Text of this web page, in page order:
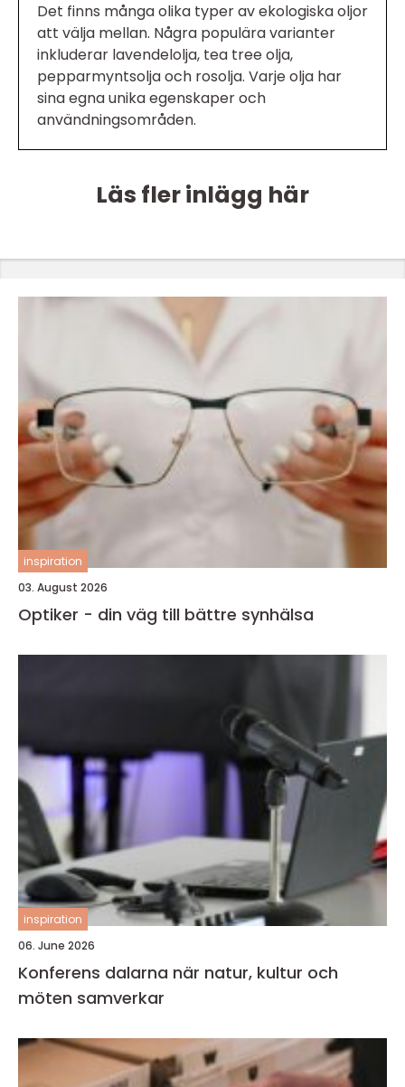
Det finns många olika typer av ekologiska oljor
att välja mellan. Några populära varianter
inkluderar lavendelolja, tea tree olja,
pepparmyntsolja och rosolja. Varje olja har
sina egna unika egenskaper och
användningsområden.
Läs fler inlägg här
inspiration
03. August 2026
Optiker - din väg till bättre synhälsa
inspiration
06. June 2026
Konferens dalarna när natur, kultur och
möten samverkar